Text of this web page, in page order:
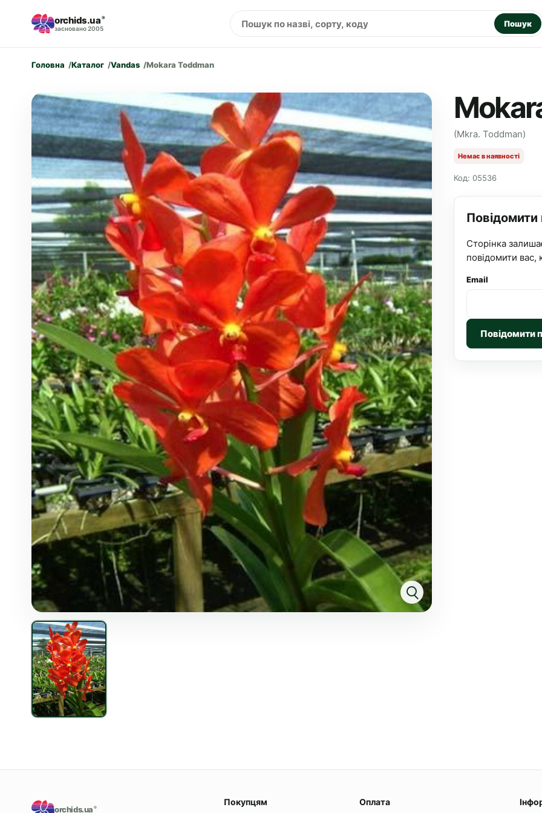
orchids.ua ®
засновано 2005 Пошук
Головна Каталог Vandas Mokara Toddman
(Mkra. Toddman)
Немає в наявності
Код: 05536
Сторінка
повідомити вас,
Email
Повідомити
orchids.ua ®
Покупцям Оплата